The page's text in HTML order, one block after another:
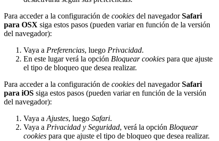
Para acceder a la configuración de cookies del navegadorSafari
para OSX siga estos pasos (pueden variar en función de la versión
del navegador):
Vaya a Preferencias, luego Privacidad.
En este lugar verá la opción Bloquear cookies para que ajuste
el tipo de bloqueo que desea realizar.
Para acceder a la configuración de cookies del navegadorSafari
para iOS siga estos pasos (pueden variar en función de la versión
del navegador):
Vaya aAjustes, luego Safari.
Vaya a Privacidad y Seguridad, verá la opción Bloquear
cookies para que ajuste el tipo de bloqueo que desea realizar.